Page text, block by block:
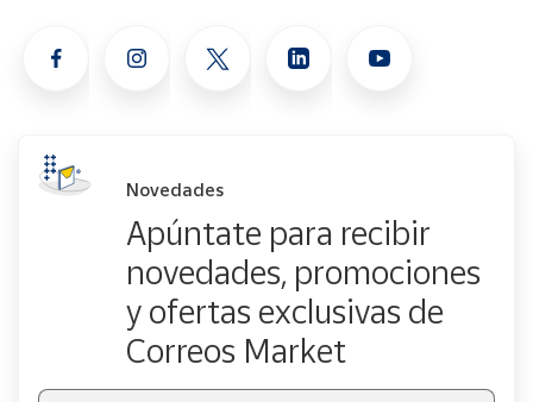
Novedades
Apúntate para recibir
novedades, promociones
y ofertas exclusivas de
Correos Market